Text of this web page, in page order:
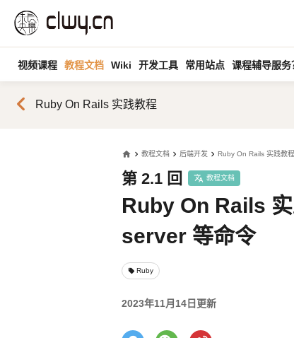
视频课程 教程文档 Wiki 开发工具 常用站点 课程辅导服务
chevron_left Ruby On Rails 实践教程
home 教程文档 后端开发 Ruby On Rails 实践教程
第 2.1 回 教程文档
Ruby On Rails
server 等命令
local_offer Ruby
2023年11月14日更新